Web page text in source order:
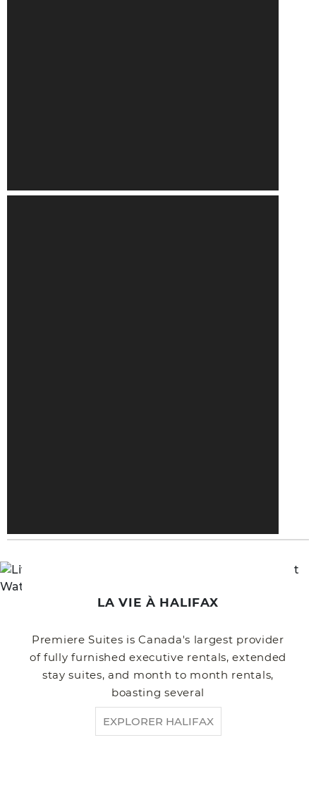
LA VIE À HALIFAX
Premiere Suites is Canada's largest provider
of fully furnished executive rentals, extended
stay suites, and month to month rentals,
boasting several
EXPLORER HALIFAX